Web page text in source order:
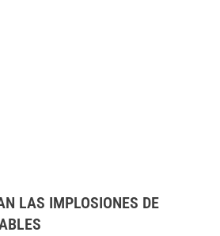
LAS IMPLOSIONES DE